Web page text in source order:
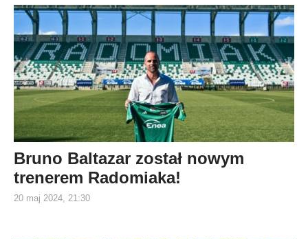
Bruno Baltazar został nowym
trenerem Radomiaka!
20 maj 2024, 21:30